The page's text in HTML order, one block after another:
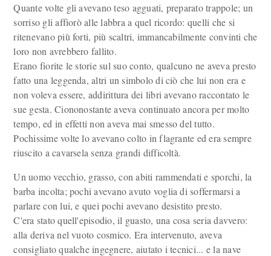
Quante volte gli avevano teso agguati, preparato trappole; un
sorriso gli affiorò alle labbra a quel ricordo: quelli che si
ritenevano più forti, più scaltri, immancabilmente convinti che
loro non avrebbero fallito.
Erano fiorite le storie sul suo conto, qualcuno ne aveva presto
fatto una leggenda, altri un simbolo di ciò che lui non era e
non voleva essere, addirittura dei libri avevano raccontato le
sue gesta. Ciononostante aveva continuato ancora per molto
tempo, ed in effetti non aveva mai smesso del tutto.
Pochissime volte lo avevano colto in flagrante ed era sempre
riuscito a cavarsela senza grandi difficoltà.
Un uomo vecchio, grasso, con abiti rammendati e sporchi, la
barba incolta; pochi avevano avuto voglia di soffermarsi a
parlare con lui, e quei pochi avevano desistito presto.
C'era stato quell'episodio, il guasto, una cosa seria davvero:
alla deriva nel vuoto cosmico. Era intervenuto, aveva
consigliato qualche ingegnere, aiutato i tecnici... e la nave